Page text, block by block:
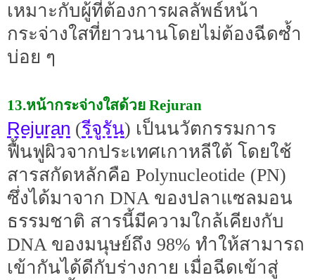
เหมาะกับผู้ที่ต้องการผลลัพธ์หน้า
กระจ่างใสที่ยาวนานโดยไม่ต้องฉีดซ้ำ
บ่อย ๆ
13.หน้ากระจ่างใสด้วย Rejuran
Rejuran (รีจูรัน) เป็นนวัตกรรมการ
ฟื้นฟูผิวจากประเทศเกาหลีใต้ โดยใช้
สารสกัดหลักคือ Polynucleotide (PN)
ซึ่งได้มาจาก DNA ของปลาแซลมอน
ธรรมชาติ สารนี้มีความใกล้เคียงกับ
DNA ของมนุษย์ถึง 98% ทำให้สามารถ
เข้ากันได้ดีกับร่างกาย เมื่อฉีดเข้าสู่